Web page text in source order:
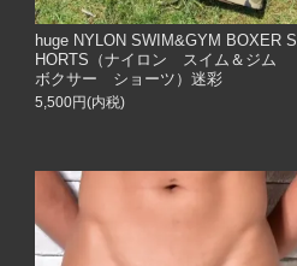
huge NYLON SWIM&GYM BOXER S
HORTS（ナイロン スイム＆ジム
ボクサー ショーツ）迷彩
5,500円(内税)